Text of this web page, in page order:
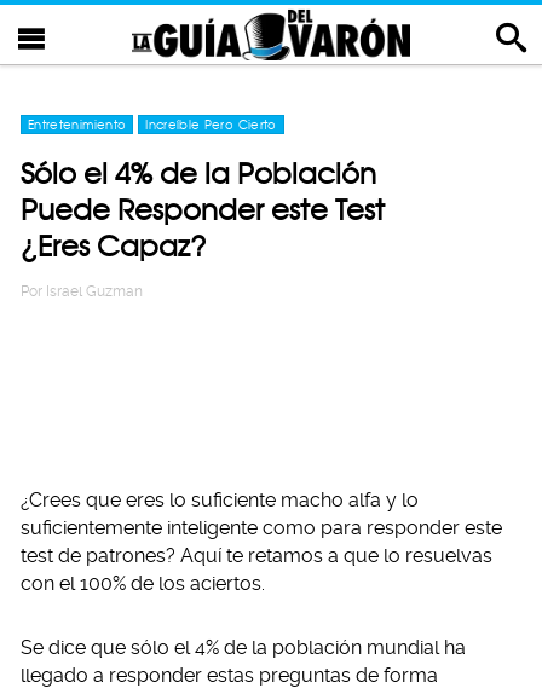
Entretenimiento Increíble Pero Cierto
Sólo el 4% de la Población
Puede Responder este Test
¿Eres Capaz?
Por Israel Guzman
¿Crees que eres lo suficiente macho alfa y lo
suficientemente inteligente como para responder este
test de patrones? Aquí te retamos a que lo resuelvas
con el 100% de los aciertos.
Se dice que sólo el 4% de la población mundial ha
llegado a responder estas preguntas de forma